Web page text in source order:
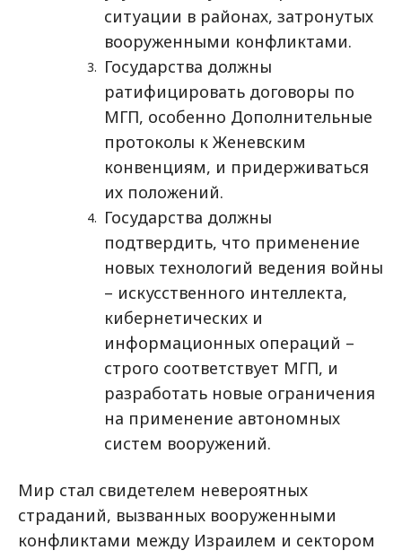
ситуации в районах, затронутых
вооруженными конфликтами.
Государства должны
ратифицировать договоры по
МГП, особенно Дополнительные
протоколы к Женевским
конвенциям, и придерживаться
их положений.
Государства должны
подтвердить, что применение
новых технологий ведения войны
– искусственного интеллекта,
кибернетических и
информационных операций –
строго соответствует МГП, и
разработать новые ограничения
на применение автономных
систем вооружений.
Мир стал свидетелем невероятных
страданий, вызванных вооруженными
конфликтами между Израилем и сектором